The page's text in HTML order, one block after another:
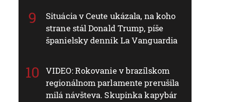
Situácia v Ceute ukázala, na koho
strane stál Donald Trump, píše
španielsky denník La Vanguardia
VIDEO: Rokovanie v brazílskom
regionálnom parlamente prerušila
milá návšteva. Skupinka kapybár